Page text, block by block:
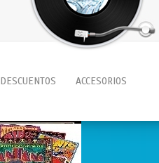
DESCUENTOS ACCESORIOS